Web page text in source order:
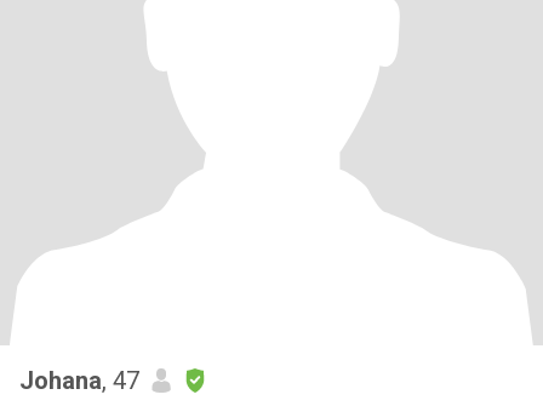
Johana, 47